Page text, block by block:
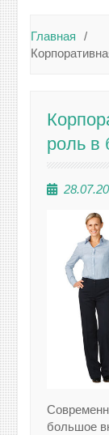
Главная
роль в
большое